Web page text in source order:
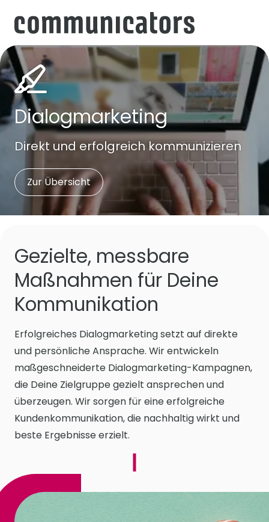
Dialogmarketing
Direkt und erfolgreich kommunizieren
Zur Übersicht
Gezielte, messbare
Maßnahmen für Deine
Kommunikation
Erfolgreiches Dialogmarketing setzt auf direkte
und persönliche Ansprache. Wir entwickeln
maßgeschneiderte Dialogmarketing-Kampagnen,
die Deine Zielgruppe gezielt ansprechen und
überzeugen. Wir sorgen für eine erfolgreiche
Kundenkommunikation, die nachhaltig wirkt und
beste Ergebnisse erzielt.